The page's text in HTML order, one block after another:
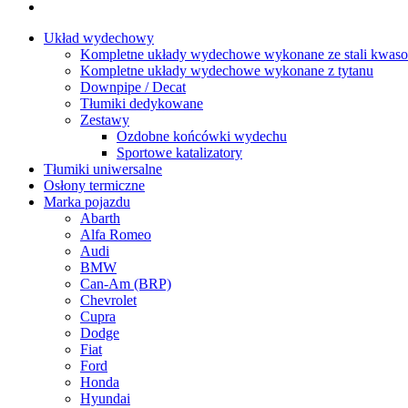
Układ wydechowy
Kompletne układy wydechowe wykonane ze stali
Kompletne układy wydechowe wykonane z tytanu
Downpipe / Decat
Tłumiki dedykowane
Zestawy
Ozdobne końcówki wydechu
Sportowe katalizatory
Tłumiki uniwersalne
Osłony termiczne
Marka pojazdu
Abarth
Alfa Romeo
Audi
BMW
Can-Am (BRP)
Chevrolet
Cupra
Dodge
Fiat
Ford
Honda
Hyundai